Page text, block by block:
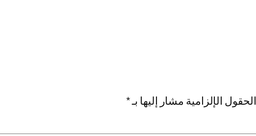
الحقول الإلزامية مشار إليها بـ*